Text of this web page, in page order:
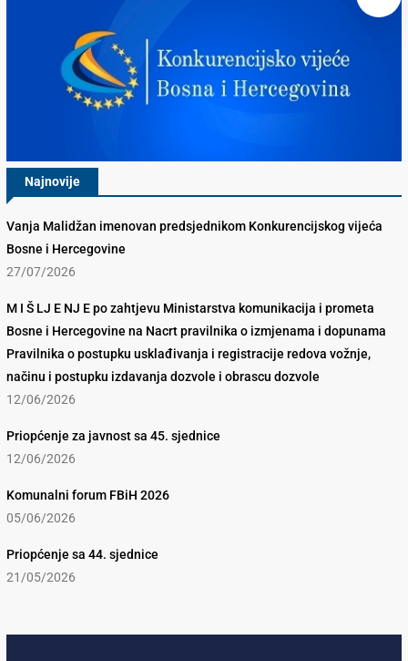
Najnovije
Vanja Malidžan imenovan predsjednikom Konkurencijskog vijeća
Bosne i Hercegovine
27/07/2026
M I Š LJ E NJ E po zahtjevu Ministarstva komunikacija i prometa
Bosne i Hercegovine na Nacrt pravilnika o izmjenama i dopunama
Pravilnika o postupku usklađivanja i registracije redova vožnje,
načinu i postupku izdavanja dozvole i obrascu dozvole
12/06/2026
Priopćenje za javnost sa 45. sjednice
12/06/2026
Komunalni forum FBiH 2026
05/06/2026
Priopćenje sa 44. sjednice
21/05/2026